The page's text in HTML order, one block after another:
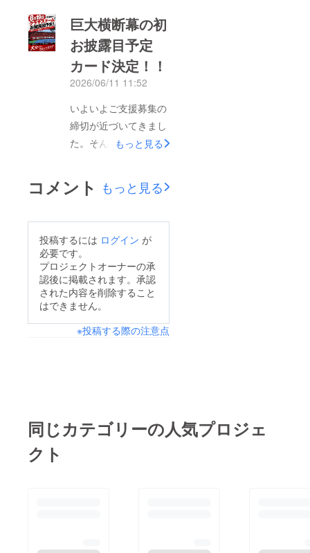
手や新加入の選手から
５名を予定します。選
抜選手や枚数などにつ
きましては充分に考慮
なりますので予めご了
承いただきますようお
願い申し上げます。
巨大横断幕の初
お披露目予定
カード決定！！
2026/06/11 11:52
いよいよご支援募集の
締切が近づいてきまし
た。そんな中、初のお
カードが決定しまし
た。日時8月19日
こちらを目指して残り
日数で皆様のご支援を
宜しくお願い致しま
す！
もっと見る
コメント もっと見る
投稿するには ログイン が
必要です。
プロジェクトオーナーの承
認後に掲載されます。承認
された内容を削除すること
はできません。
※投稿する際の注意点
同じカテゴリーの人気プロジェ
クト